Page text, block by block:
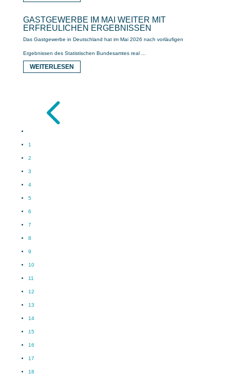
GASTGEWERBE IM MAI WEITER MIT
ERFREULICHEN ERGEBNISSEN
Das Gastgewerbe in Deutschland hat im Mai 2026 nach vorläufigen
Ergebnissen des Statistischen Bundesamtes real ...
WEITERLESEN
4
1
2
3
4
5
6
7
8
9
10
11
12
13
14
15
16
17
18